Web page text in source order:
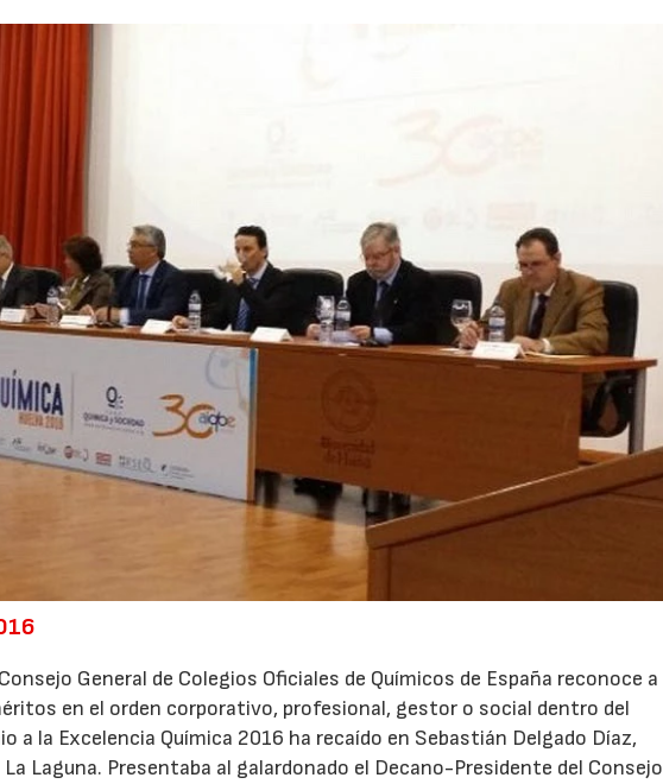
General de Colegios Oficiales de Químicos de España reconoce a
en el orden corporativo, profesional, gestor o social dentro del
a la Excelencia Química 2016 ha recaído en Sebastián Delgado Díaz,
Laguna. Presentaba al galardonado el Decano-Presidente del Consejo